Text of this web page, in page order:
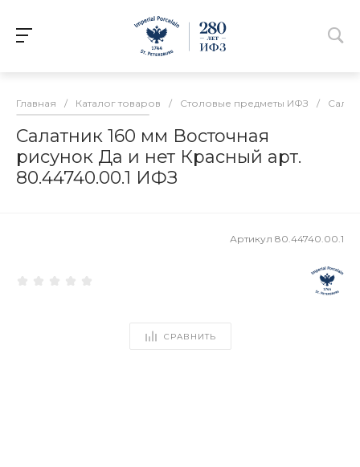
Главная / Каталог товаров / Столовые предметы ИФЗ /
Салатник 160 мм Восточная
рисунок Да и нет Красный арт.
80.44740.00.1 ИФЗ
Артикул 80.44740.00.1
СРАВНИТЬ